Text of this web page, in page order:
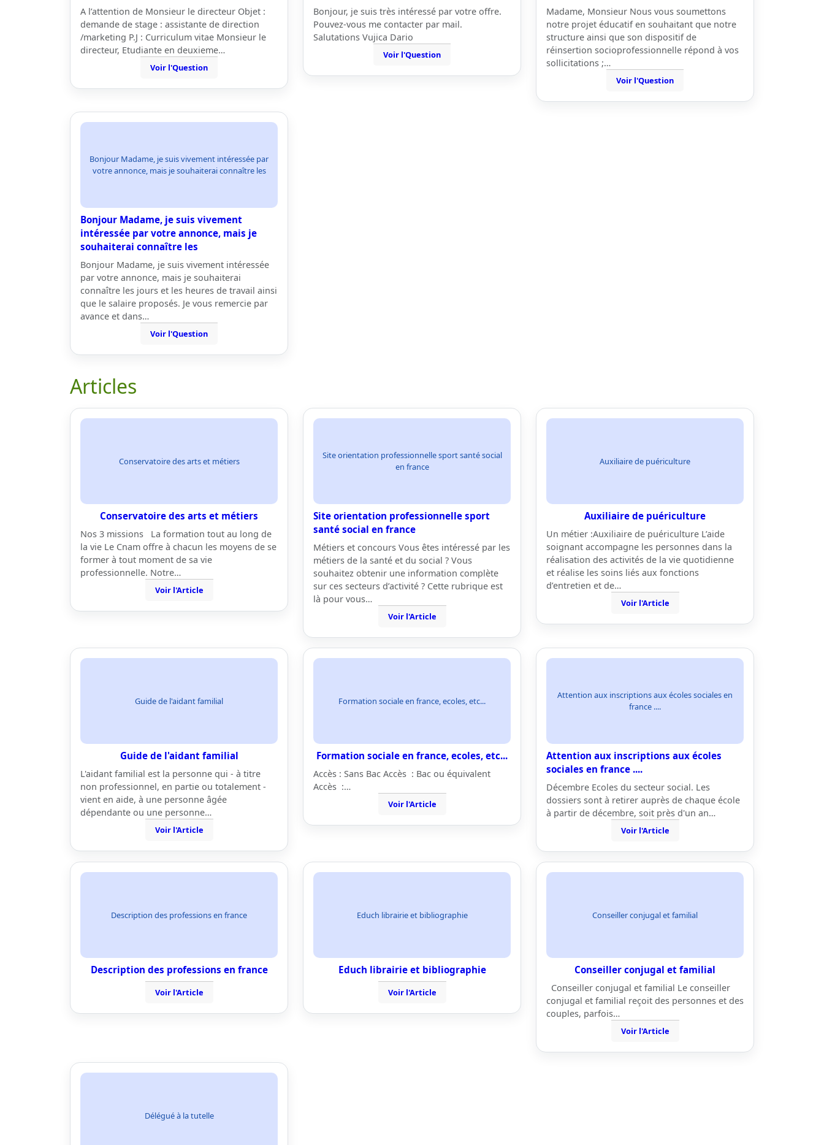
A l’attention de Monsieur le directeur Objet :
demande de stage : assistante de direction
/marketing P.J : Curriculum vitae Monsieur le
directeur, Etudiante en deuxieme…
Voir l'Question
Bonjour, je suis très intéressé par votre offre.
Pouvez-vous me contacter par mail.
Salutations Vujica Dario
Voir l'Question
Madame, Monsieur Nous vous soumettons
notre projet éducatif en souhaitant que notre
structure ainsi que son dispositif de
réinsertion socioprofessionnelle répond à vos
sollicitations ;…
Voir l'Question
Bonjour Madame, je suis vivement intéressée par
votre annonce, mais je souhaiterai connaître les
Bonjour Madame, je suis vivement
intéressée par votre annonce, mais je
souhaiterai connaître les
Bonjour Madame, je suis vivement intéressée
par votre annonce, mais je souhaiterai
connaître les jours et les heures de travail ainsi
que le salaire proposés. Je vous remercie par
avance et dans…
Voir l'Question
Articles
Conservatoire des arts et métiers
Conservatoire des arts et métiers
Nos 3 missions La formation tout au long de
la vie Le Cnam offre à chacun les moyens de se
former à tout moment de sa vie
professionnelle. Notre…
Voir l'Article
Site orientation professionnelle sport santé social
en france
Site orientation professionnelle sport
santé social en france
Métiers et concours Vous êtes intéressé par les
métiers de la santé et du social ? Vous
souhaitez obtenir une information complète
sur ces secteurs d’activité ? Cette rubrique est
là pour vous…
Voir l'Article
Auxiliaire de puériculture
Auxiliaire de puériculture
Un métier :Auxiliaire de puériculture L’aide
soignant accompagne les personnes dans la
réalisation des activités de la vie quotidienne
et réalise les soins liés aux fonctions
d’entretien et de…
Voir l'Article
Guide de l'aidant familial
Guide de l'aidant familial
L'aidant familial est la personne qui - à titre
non professionnel, en partie ou totalement -
vient en aide, à une personne âgée
dépendante ou une personne…
Voir l'Article
Formation sociale en france, ecoles, etc...
Formation sociale en france, ecoles, etc...
Accès : Sans Bac Accès : Bac ou équivalent
Accès :…
Voir l'Article
Attention aux inscriptions aux écoles sociales en
france ....
Attention aux inscriptions aux écoles
sociales en france ....
Décembre Ecoles du secteur social. Les
dossiers sont à retirer auprès de chaque école
à partir de décembre, soit près d'un an…
Voir l'Article
Description des professions en france
Description des professions en france
Voir l'Article
Educh librairie et bibliographie
Educh librairie et bibliographie
Voir l'Article
Conseiller conjugal et familial
Conseiller conjugal et familial
Conseiller conjugal et familial Le conseiller
conjugal et familial reçoit des personnes et des
couples, parfois…
Voir l'Article
Délégué à la tutelle